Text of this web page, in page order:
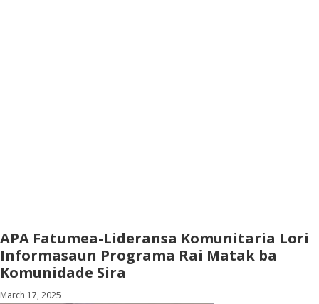
APA Fatumea-Lideransa Komunitaria Lori
Informasaun Programa Rai Matak ba
Komunidade Sira
March 17, 2025